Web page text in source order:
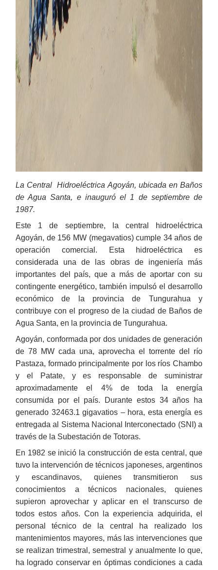
La Central Hidroeléctrica Agoyán, ubicada en Baños
de Agua Santa, e inauguró el 1 de septiembre de
1987.
Este 1 de septiembre, la central hidroeléctrica
Agoyán, de 156 MW (megavatios) cumple 34 años de
operación comercial. Esta hidroeléctrica es
considerada una de las obras de ingeniería más
importantes del país, que a más de aportar con su
contingente energético, también impulsó el desarrollo
económico de la provincia de Tungurahua y
contribuye con el progreso de la ciudad de Baños de
Agua Santa, en la provincia de Tungurahua.
Agoyán, conformada por dos unidades de generación
de 78 MW cada una, aprovecha el torrente del río
Pastaza, formado principalmente por los ríos Chambo
y el Patate, y es responsable de suministrar
aproximadamente el 4% de toda la energía
consumida por el país. Durante estos 34 años ha
generado 32463.1 gigavatios – hora, esta energía es
entregada al Sistema Nacional Interconectado (SNI) a
través de la Subestación de Totoras.
En 1982 se inició la construcción de esta central, que
tuvo la intervención de técnicos japoneses, argentinos
y escandinavos, quienes transmitieron sus
conocimientos a técnicos nacionales, quienes
supieron aprovechar y aplicar en el transcurso de
todos estos años. Con la experiencia adquirida, el
personal técnico de la central ha realizado los
mantenimientos mayores, más las intervenciones que
se realizan trimestral, semestral y anualmente lo que,
ha logrado conservar en óptimas condiciones a cada